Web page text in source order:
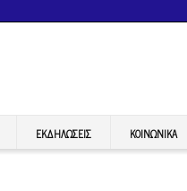
ΕΚΔΗΛΏΣΕΙΣ ΚΟΙΝΩΝΙΚΆ